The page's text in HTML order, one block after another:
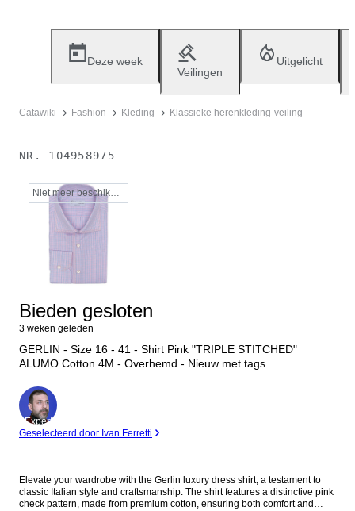
Deze week
Veilingen
Uitgelicht
Catawiki Fashion Kleding Klassieke herenkleding-veiling
NR. 104958975
Niet meer beschikbaar
Bieden gesloten
3 weken geleden
GERLIN - Size 16 - 41 - Shirt Pink "TRIPLE STITCHED"
ALUMO Cotton 4M - Overhemd - Nieuw met tags
Expert
Geselecteerd door Ivan Ferretti
Elevate your wardrobe with the Gerlin luxury dress shirt, a testament to
classic Italian style and craftsmanship. The shirt features a distinctive pink
check pattern, made from premium cotton, ensuring both comfort and